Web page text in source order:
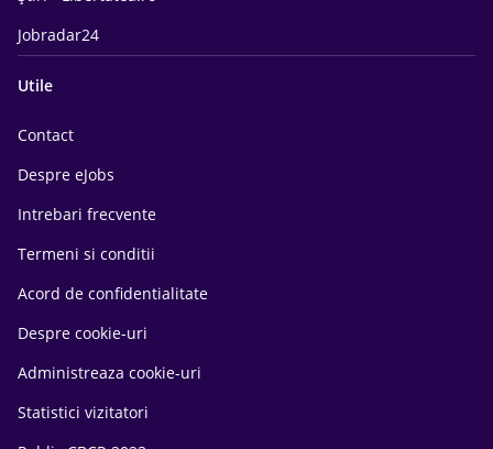
Jobradar24
Utile
Contact
Despre eJobs
Intrebari frecvente
Termeni si conditii
Acord de confidentialitate
Despre cookie-uri
Administreaza cookie-uri
Statistici vizitatori